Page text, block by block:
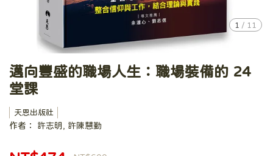
1 / 11
邁向豐盛的職場人生：職場裝備的 24
堂課
天恩出版社
作者： 許志明, 許陳慧勤